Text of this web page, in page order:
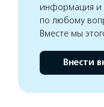
информация и
по любому
Вместе мы
Внести